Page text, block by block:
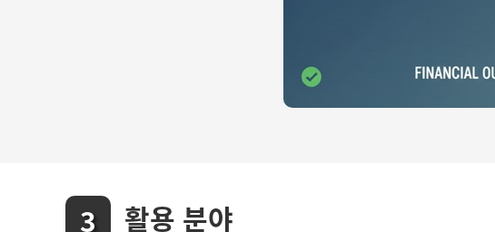
활용 분야